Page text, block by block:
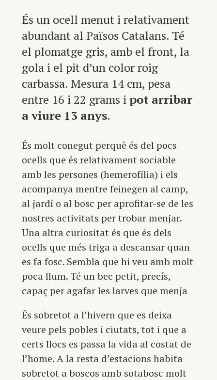
És un ocell menut i relativament
abundant al Països Catalans. Té
el plomatge gris, amb el front, la
gola i el pit d’un color roig
carbassa. Mesura 14 cm, pesa
entre 16 i 22 grams i pot arribar
a viure 13 anys.
És molt conegut perquè és del pocs
ocells que és relativament sociable
amb les persones (hemerofília) i els
acompanya mentre feinegen al camp,
al jardí o al bosc per aprofitar-se de les
nostres activitats per trobar menjar.
Una altra curiositat és que és dels
ocells que més triga a descansar quan
es fa fosc. Sembla que hi veu amb molt
poca llum. Té un bec petit, precís,
capaç per agafar les larves que menja
És sobretot a l’hivern que es deixa
veure pels pobles i ciutats, tot i que a
certs llocs es passa la vida al costat de
l’home. A la resta d’estacions habita
sobretot a boscos amb sotabosc molt